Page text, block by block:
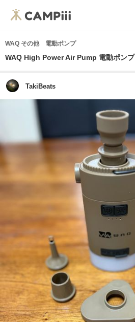
WAQ その他 電動ポンプ
WAQ High Power Air Pump 電動ポンプ
TakiBeats